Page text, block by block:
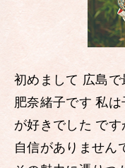
初めまして 広島
肥奈緒子です 私
が好きでした で
自信がありません